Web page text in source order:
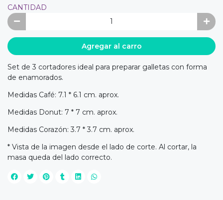
CANTIDAD
Agregar al carro
Set de 3 cortadores ideal para preparar galletas con forma
de enamorados.
Medidas Café: 7.1 * 6.1 cm. aprox.
Medidas Donut: 7 * 7 cm. aprox.
Medidas Corazón: 3.7 * 3.7 cm. aprox.
* Vista de la imagen desde el lado de corte. Al cortar, la
masa queda del lado correcto.